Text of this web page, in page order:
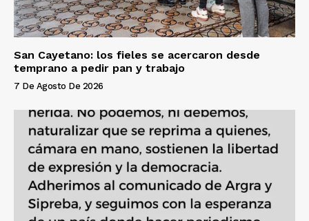
San Cayetano: los fieles se acercaron desde
temprano a pedir pan y trabajo
7 De Agosto De 2026